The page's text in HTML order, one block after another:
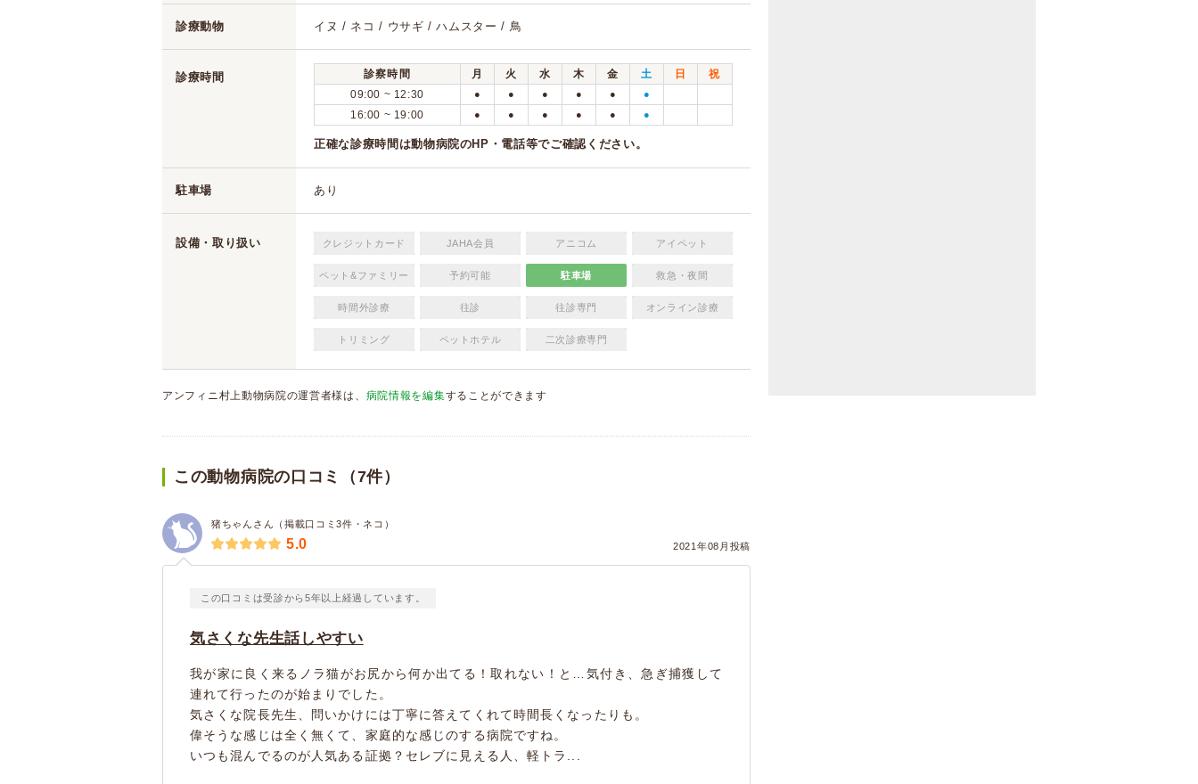
診療動物 イヌ / ネコ / ウサギ / ハムスター / 鳥
診療時間 診察時間 月 火 水 木 金 土 日
祝
09:00 ~ 12:30
● ● ● ● ● ●
16:00 ~ 19:00 ● ● ● ● ● ●
正確な診療時間は動物病院のHP・電話等でご確認ください。
駐車場 あり
設備・取り扱い クレジットカード JAHA会員 アニコム アイペット
ペット&ファミリー 予約可能 駐車場 救急・夜間
時間外診療 往診 往診専門 オンライン診療
トリミング ペットホテル 二次診療専門
アンフィニ村上動物病院の運営者様は、 病院情報を編集することができます
この動物病院の口コミ（7件）
猪ちゃんさん（掲載口コミ3件・ネコ）
2021年08月投稿
5.0
この口コミは受診から5年以上経過しています。
気さくな先生話しやすい
我が家に良く来るノラ猫がお尻から何か出てる！取れない！と…気付き、急ぎ捕獲して
連れて行ったのが始まりでした。
気さくな院長先生、問いかけには丁寧に答えてくれて時間長くなったりも。
偉そうな感じは全く無くて、家庭的な感じのする病院ですね。
いつも混んでるのが人気ある証拠？セレブに見える人、軽トラ...